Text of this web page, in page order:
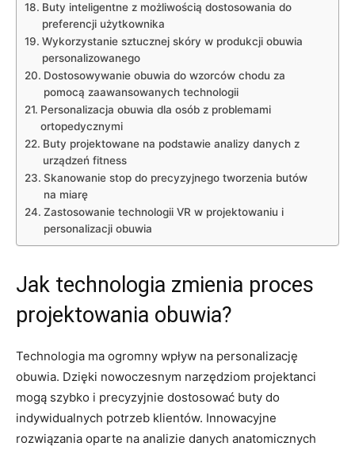
Buty inteligentne z​ możliwością ⁢dostosowania do‍
preferencji użytkownika
Wykorzystanie⁣ sztucznej skóry w produkcji obuwia
personalizowanego
Dostosowywanie obuwia do wzorców chodu ⁤za
pomocą zaawansowanych technologii
Personalizacja obuwia dla osób‍ z⁤ problemami‌
ortopedycznymi
Buty⁢ projektowane ⁢na podstawie ‍analizy danych z
urządzeń​ fitness
Skanowanie stop do precyzyjnego tworzenia⁣ butów
⁢na miarę
Zastosowanie ⁤technologii ​VR w projektowaniu i
‌personalizacji⁤ obuwia
Jak technologia zmienia proces
projektowania obuwia?
Technologia‌ ma ogromny wpływ na ‍personalizację
obuwia. Dzięki nowoczesnym ‌narzędziom ​projektanci
mogą szybko​ i precyzyjnie dostosować buty do
indywidualnych potrzeb klientów.⁣ Innowacyjne​
rozwiązania oparte na⁤ analizie⁣ danych anatomicznych